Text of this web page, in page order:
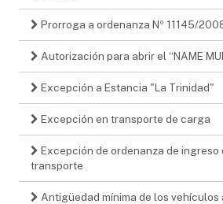
Prorroga a ordenanza Nº 11145/
Autorización para abrir el “NAME
Excepción a Estancia "La Trinidad"
Excepción en transporte de carga
Excepción de ordenanza de ingreso
transporte
Antigüedad mínima de los